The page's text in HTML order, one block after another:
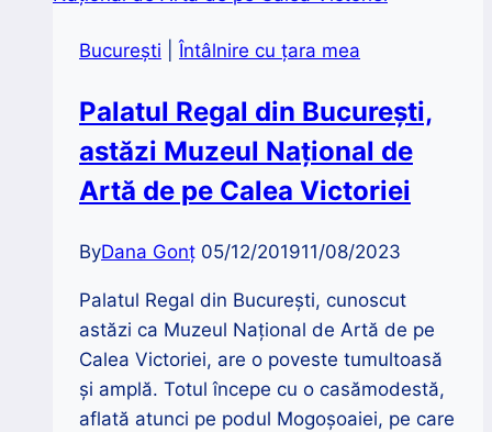
București
Întâlnire cu țara mea
Palatul Regal din București,
astăzi Muzeul Național de
Artă de pe Calea Victoriei
ByDana Gonț 05/12/201911/08/2023
Palatul Regal din București, cunoscut
astăzi ca Muzeul Național de Artă de pe
Calea Victoriei, are o poveste tumultoasă
și amplă. Totul începe cu o casămodestă,
aflată atunci pe podul Mogoșoaiei, pe care